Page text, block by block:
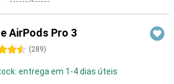
AirPods Pro 3
(289)
entrega em 1-4 dias úteis